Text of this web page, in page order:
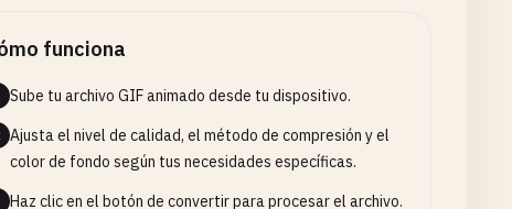
funciona
Sube tu archivo GIF animado desde tu dispositivo.
Ajusta el nivel de calidad, el método de compresión y el
color de fondo según tus necesidades específicas.
Haz clic en el botón de convertir para procesar el archivo.